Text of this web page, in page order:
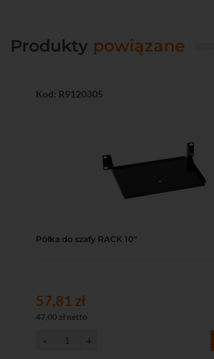
Produkty powiązane
Kod: R9120305
Półka do szafy RACK 10"
57,81 zł
47,00 zł netto